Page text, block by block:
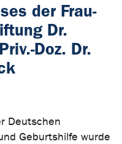
der Frau-
Dr.
Doz. Dr.
Deutschen
Geburtshilfe wurde